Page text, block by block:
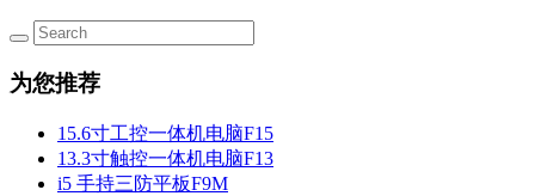
为您推荐
15.6寸工控一体机电脑F15
13.3寸触控一体机电脑F13
i5 手持三防平板F9M